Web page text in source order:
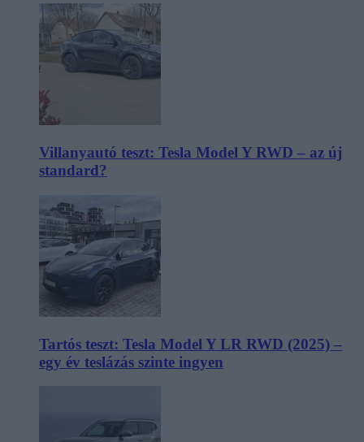
Villanyautó teszt: Tesla Model Y RWD – az új
standard?
Tartós teszt: Tesla Model Y LR RWD (2025) –
egy év teslázás szinte ingyen